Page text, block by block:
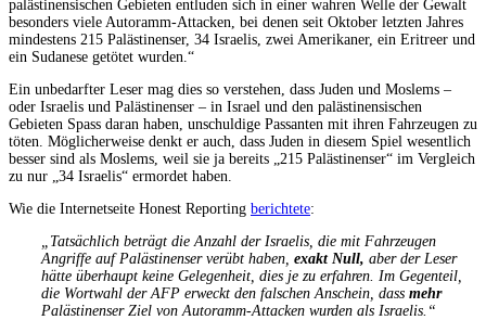
palästinensischen Gebieten entluden sich in einer wahren Welle der Gewalt
besonders viele Autoramm-Attacken, bei denen seit Oktober letzten Jahres
mindestens 215 Palästinenser, 34 Israelis, zwei Amerikaner, ein Eritreer und
ein Sudanese getötet wurden.“
Ein unbedarfter Leser mag dies so verstehen, dass Juden und Moslems –
oder Israelis und Palästinenser – in Israel und den palästinensischen
Gebieten Spass daran haben, unschuldige Passanten mit ihren Fahrzeugen zu
töten. Möglicherweise denkt er auch, dass Juden in diesem Spiel wesentlich
besser sind als Moslems, weil sie ja bereits „215 Palästinenser“ im Vergleich
zu nur „34 Israelis“ ermordet haben.
Wie die Internetseite Honest Reporting berichtete:
„Tatsächlich beträgt die Anzahl der Israelis, die mit Fahrzeugen
Angriffe auf Palästinenser verübt haben, exakt Null, aber der Leser
hätte überhaupt keine Gelegenheit, dies je zu erfahren. Im Gegenteil,
die Wortwahl der AFP erweckt den falschen Anschein, dass mehr
Palästinenser Ziel von Autoramm-Attacken wurden als Israelis.“